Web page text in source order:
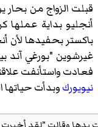
الزواج من بحار
بداية عملها
بحفيدها لأن
"بورغي آند
واستأنفت علاقتها
وبدأت حياتها